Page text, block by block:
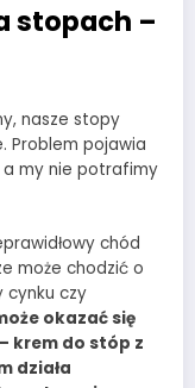
stopach –
nasze stopy
Problem pojawia
a my nie potrafimy
chód
może chodzić o
cynku czy
okazać się
krem do stóp z
działa